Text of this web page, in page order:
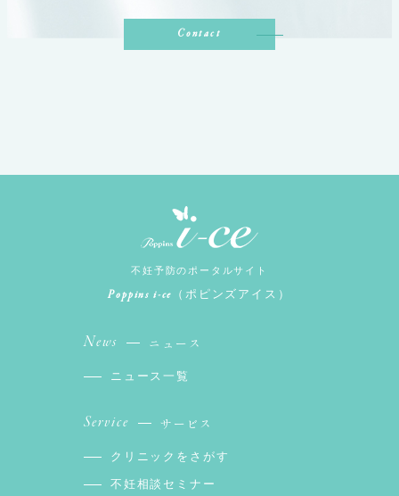
Contact
不妊予防のポータルサイト
Poppins i-ce （ポピンズアイス）
News ニュース
ニュース一覧
Service サービス
クリニックをさがす
不妊相談セミナー